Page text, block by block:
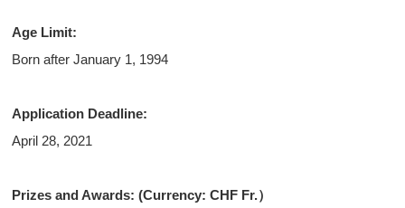
Age Limit:
Born after January 1, 1994
Application Deadline:
April 28, 2021
Prizes and Awards: (Currency: CHF Fr.）